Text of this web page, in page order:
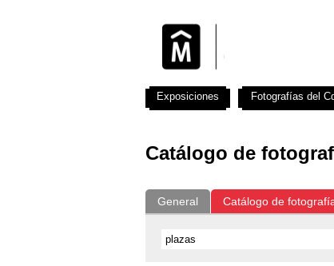
Catálogo de
General Catálogo de
Exposiciones Fotografías del